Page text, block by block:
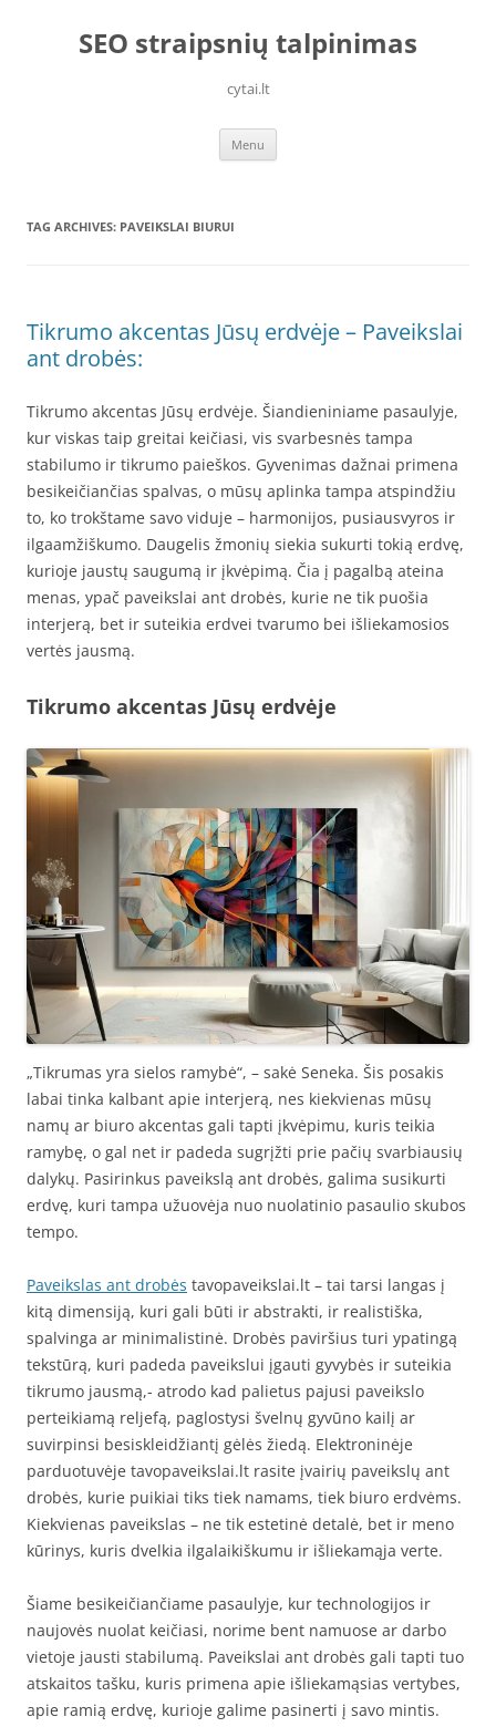
contentSEO straipsnių talpinimas
cytai.lt
Menu
TAG ARCHIVES: PAVEIKSLAI BIURUI
Tikrumo akcentas Jūsų erdvėje – Paveikslai
ant drobės:
Tikrumo akcentas Jūsų erdvėje. Šiandieniniame pasaulyje,
kur viskas taip greitai keičiasi, vis svarbesnės tampa
stabilumo ir tikrumo paieškos. Gyvenimas dažnai primena
besikeičiančias spalvas, o mūsų aplinka tampa atspindžiu
to, ko trokštame savo viduje – harmonijos, pusiausvyros ir
ilgaamžiškumo. Daugelis žmonių siekia sukurti tokią erdvę,
kurioje jaustų saugumą ir įkvėpimą. Čia į pagalbą ateina
menas, ypač paveikslai ant drobės, kurie ne tik puošia
interjerą, bet ir suteikia erdvei tvarumo bei išliekamosios
vertės jausmą.
Tikrumo akcentas Jūsų erdvėje
„Tikrumas yra sielos ramybė“, – sakė Seneka. Šis posakis
labai tinka kalbant apie interjerą, nes kiekvienas mūsų
namų ar biuro akcentas gali tapti įkvėpimu, kuris teikia
ramybę, o gal net ir padeda sugrįžti prie pačių svarbiausių
dalykų. Pasirinkus paveikslą ant drobės, galima susikurti
erdvę, kuri tampa užuovėja nuo nuolatinio pasaulio skubos
tempo.
Paveikslas ant drobės tavopaveikslai.lt – tai tarsi langas į
kitą dimensiją, kuri gali būti ir abstrakti, ir realistiška,
spalvinga ar minimalistinė. Drobės paviršius turi ypatingą
tekstūrą, kuri padeda paveikslui įgauti gyvybės ir suteikia
tikrumo jausmą,- atrodo kad palietus pajusi paveikslo
perteikiamą reljefą, paglostysi švelnų gyvūno kailį ar
suvirpinsi besiskleidžiantį gėlės žiedą. Elektroninėje
parduotuvėje tavopaveikslai.lt rasite įvairių paveikslų ant
drobės, kurie puikiai tiks tiek namams, tiek biuro erdvėms.
Kiekvienas paveikslas – ne tik estetinė detalė, bet ir meno
kūrinys, kuris dvelkia ilgalaikiškumu ir išliekamąja verte.
Šiame besikeičiančiame pasaulyje, kur technologijos ir
naujovės nuolat keičiasi, norime bent namuose ar darbo
vietoje jausti stabilumą. Paveikslai ant drobės gali tapti tuo
atskaitos tašku, kuris primena apie išliekamąsias vertybes,
apie ramią erdvę, kurioje galime pasinerti į savo mintis.